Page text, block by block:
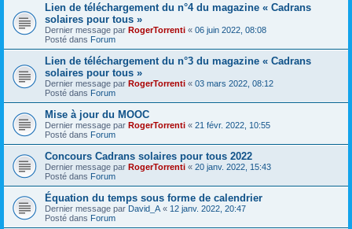
Lien de téléchargement du n°4 du magazine « Cadrans
solaires pour tous »
Dernier message par RogerTorrenti « 06 juin 2022, 08:08
Posté dans Forum
Lien de téléchargement du n°3 du magazine « Cadrans
solaires pour tous »
Dernier message par RogerTorrenti « 03 mars 2022, 08:12
Posté dans Forum
Mise à jour du MOOC
Dernier message par RogerTorrenti « 21 févr. 2022, 10:55
Posté dans Forum
Concours Cadrans solaires pour tous 2022
Dernier message par RogerTorrenti « 20 janv. 2022, 15:43
Posté dans Forum
Équation du temps sous forme de calendrier
Dernier message par David_A « 12 janv. 2022, 20:47
Posté dans Forum